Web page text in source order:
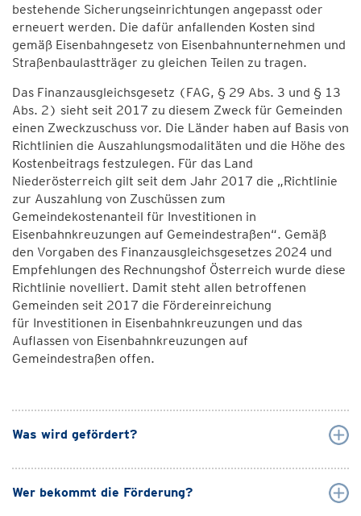
bestehende Sicherungseinrichtungen angepasst oder
erneuert werden. Die dafür anfallenden Kosten sind
gemäß Eisenbahngesetz von Eisenbahnunternehmen und
Straßenbaulastträger zu gleichen Teilen zu tragen.
Das Finanzausgleichsgesetz (FAG, § 29 Abs. 3 und § 13
Abs. 2) sieht seit 2017 zu diesem Zweck für Gemeinden
einen Zweckzuschuss vor. Die Länder haben auf Basis von
Richtlinien die Auszahlungsmodalitäten und die Höhe des
Kostenbeitrags festzulegen. Für das Land
Niederösterreich gilt seit dem Jahr 2017 die „Richtlinie
zur Auszahlung von Zuschüssen zum
Gemeindekostenanteil für Investitionen in
Eisenbahnkreuzungen auf Gemeindestraßen“. Gemäß
den Vorgaben des Finanzausgleichsgesetzes 2024 und
Empfehlungen des Rechnungshof Österreich wurde diese
Richtlinie novelliert. Damit steht allen betroffenen
Gemeinden seit 2017 die Fördereinreichung
für Investitionen in Eisenbahnkreuzungen und das
Auflassen von Eisenbahnkreuzungen auf
Gemeindestraßen offen.
Was wird gefördert?
Wer bekommt die Förderung?